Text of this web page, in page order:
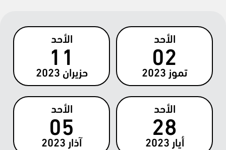
الأحد
02
تموز 2023
الأحد
11
حزيران 2023
الأحد
28
أيار 2023
الأحد
05
آذار 2023